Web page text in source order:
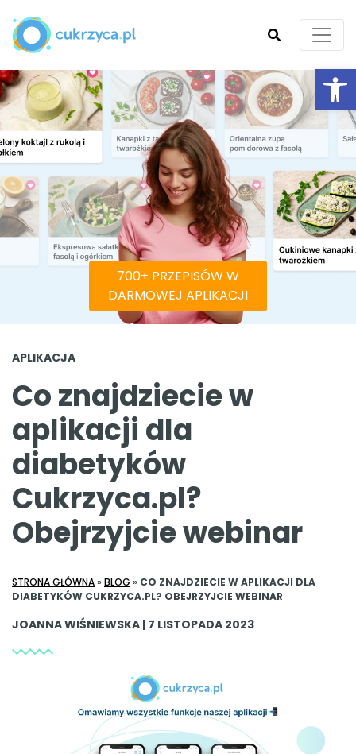
SZUKAJ
700+ PRZEPISÓW W
DARMOWEJ APLIKACJI
APLIKACJA
Co znajdziecie w
aplikacji dla
diabetyków
Cukrzyca.pl?
Obejrzyjcie webinar
STRONA GŁÓWNA» BLOG » CO ZNAJDZIECIE W APLIKACJI DLA
DIABETYKÓW CUKRZYCA.PL? OBEJRZYJCIE WEBINAR
JOANNA WIŚNIEWSKA | 7 LISTOPADA 2023